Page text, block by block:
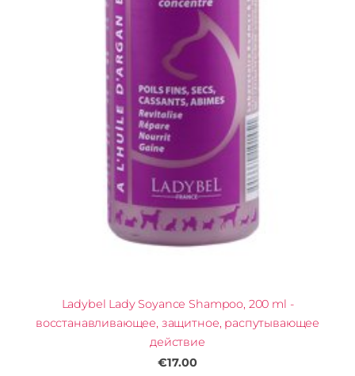
Ladybel Lady Soyance Shampoo, 200 ml -
восстанавливающее, защитное, распутывающее
действие
€17.00